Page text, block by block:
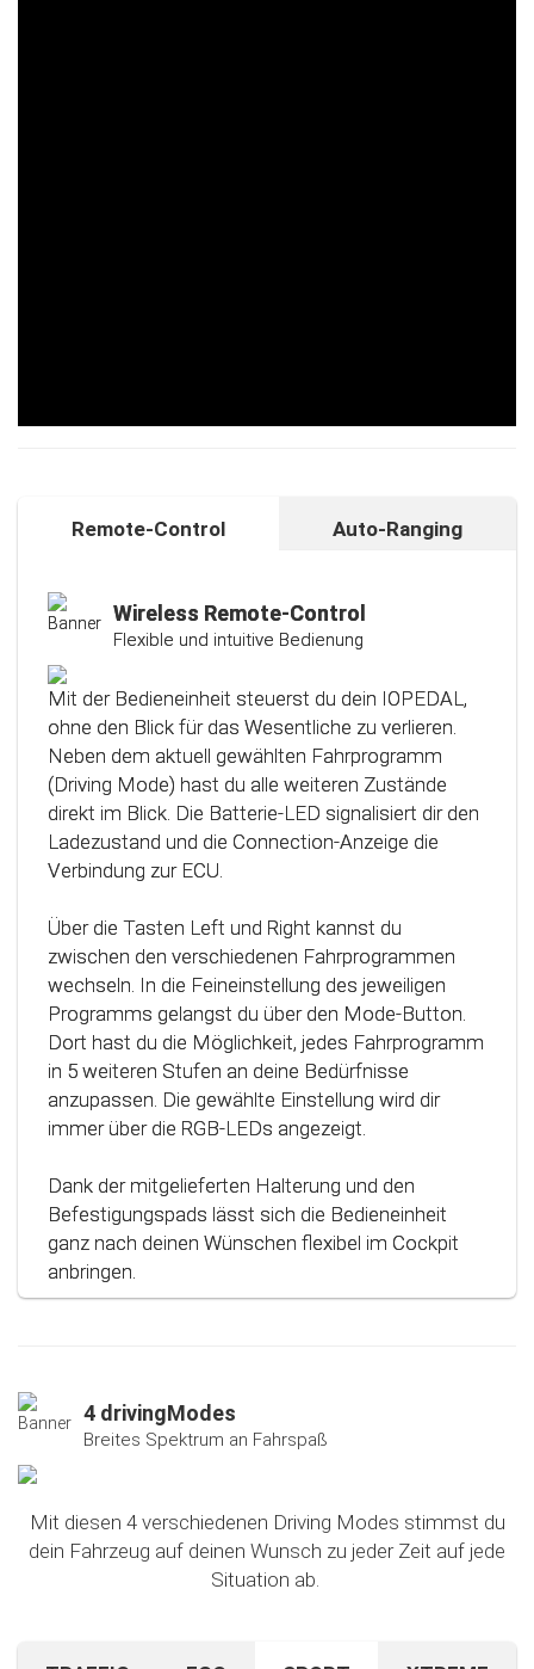
Remote-Control Auto-Ranging
Wireless Remote-Control
Flexible und intuitive Bedienung
Mit der Bedieneinheit steuerst du dein IOPEDAL,
ohne den Blick für das Wesentliche zu verlieren.
Neben dem aktuell gewählten Fahrprogramm
(Driving Mode) hast du alle weiteren Zustände
direkt im Blick. Die Batterie-LED signalisiert dir den
Ladezustand und die Connection-Anzeige die
Verbindung zur ECU.
Über die Tasten Left und Right kannst du
zwischen den verschiedenen Fahrprogrammen
wechseln. In die Feineinstellung des jeweiligen
Programms gelangst du über den Mode-Button.
Dort hast du die Möglichkeit, jedes Fahrprogramm
in 5 weiteren Stufen an deine Bedürfnisse
anzupassen. Die gewählte Einstellung wird dir
immer über die RGB-LEDs angezeigt.
Dank der mitgelieferten Halterung und den
Befestigungspads lässt sich die Bedieneinheit
ganz nach deinen Wünschen flexibel im Cockpit
anbringen.
Kalibrierungsfunktion
Das Steuergerät (ECU) verfügt über eine
intelligente Kalibrierfunktion. Direkt nach dem
Einbau des IOPEDAL werden alle notwendigen
Informationen des Gaspedals automatisch
analysiert und zu einem optimierten individuellen
Kennfeld verarbeitet. Dadurch werden die
einzelnen Fahrmodi (Fahrprogramme)
automatisch an die Charakteristik des Gaspedals
Technologie werden alle Potenziale deines
Fahrzeuges erkannt und können optimal genutzt
werden.
4 drivingModes
Breites Spektrum an Fahrspaß
Mit diesen 4 verschiedenen Driving Modes stimmst du
dein Fahrzeug auf deinen Wunsch zu jeder Zeit auf jede
Situation ab.